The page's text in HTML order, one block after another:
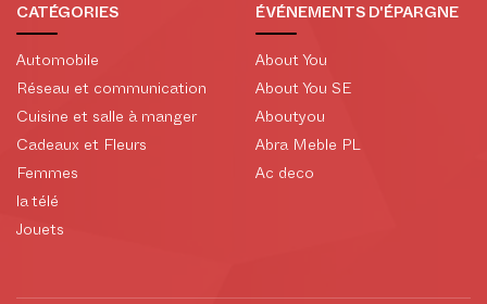
CATÉGORIES
Automobile
Réseau et communication
Cuisine et salle à manger
Cadeaux et Fleurs
Femmes
la télé
Jouets
ÉVÉNEMENTS D'ÉPARGNE
About You
About You SE
Aboutyou
Abra Meble PL
Ac deco